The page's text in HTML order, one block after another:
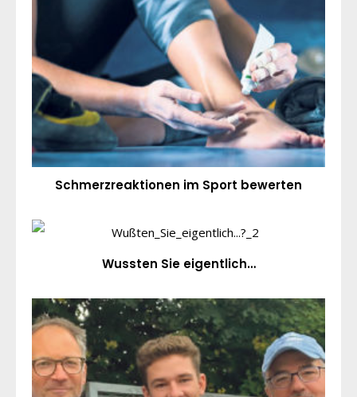
Schmerzreaktionen im Sport bewerten
Wussten Sie eigentlich…